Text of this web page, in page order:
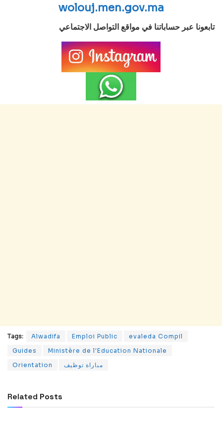
wolouj.men.gov.ma
تابعونا عبر حساباتنا في مواقع التواصل الاجتماعي
Tags: Alwadifa Emploi Public
evaleda Compil
Guides
Ministère de l'Education Nationale
Orientation
مباراة توظيف
Related Posts